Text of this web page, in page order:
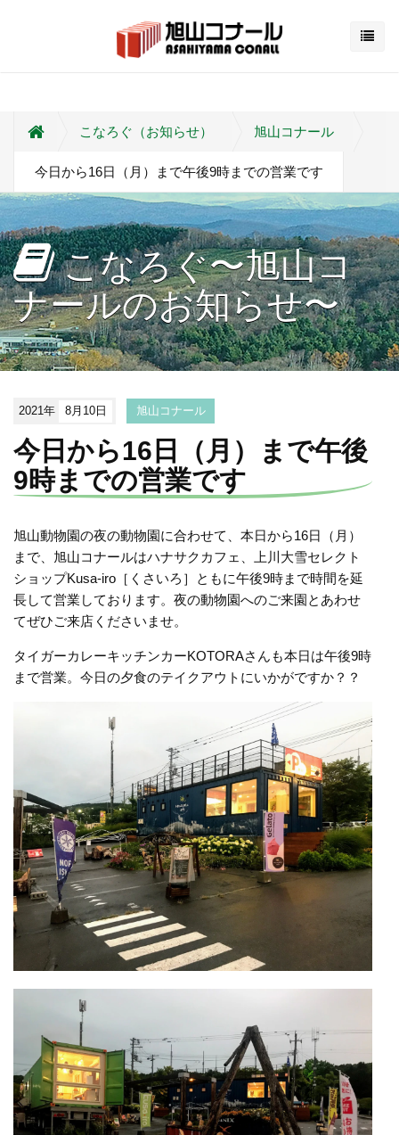
こなろぐ（お知らせ） 旭山コナール
今日から16日（月）まで午後9時までの営業です
こなろぐ〜旭山コ
ナールのお知らせ〜
2021年 8月10日 旭山コナール
今日から16日（月）まで午後
9時までの営業です
旭山動物園の夜の動物園に合わせて、本日から16日（月）
まで、旭山コナールはハナサクカフェ、上川大雪セレクト
ショップKusa-iro［くさいろ］ともに午後9時まで時間を延
長して営業しております。夜の動物園へのご来園とあわせ
てぜひご来店くださいませ。
タイガーカレーキッチンカーKOTORAさんも本日は午後9時
まで営業。今日の夕食のテイクアウトにいかがですか？？